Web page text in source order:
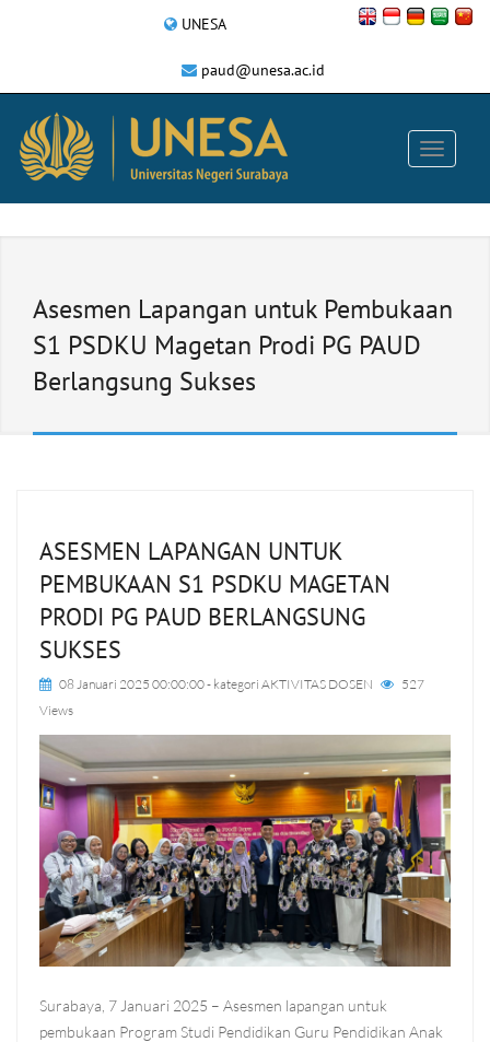
UNESA
paud@unesa.ac.id
Asesmen Lapangan untuk Pembukaan
S1 PSDKU Magetan Prodi PG PAUD
Berlangsung Sukses
ASESMEN LAPANGAN UNTUK
PEMBUKAAN S1 PSDKU MAGETAN
PRODI PG PAUD BERLANGSUNG
SUKSES
08 Januari 2025 00:00:00- kategori AKTIVITAS DOSEN
527
Views
Surabaya, 7 Januari 2025 – Asesmen lapangan untuk
pembukaan Program Studi Pendidikan Guru Pendidikan Anak